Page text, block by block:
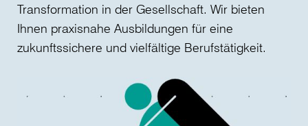
Transformation in der Gesellschaft. Wir bieten
Ihnen praxisnahe Ausbildungen für eine
zukunftssichere und vielfältige Berufstätigkeit.